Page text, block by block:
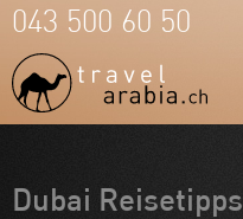
043 500 60 50
Dubai Reisetipps